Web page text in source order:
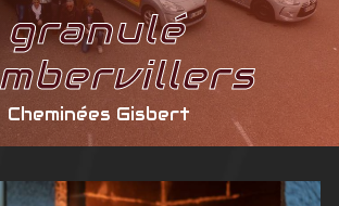
granulé
Cheminées Gisbert